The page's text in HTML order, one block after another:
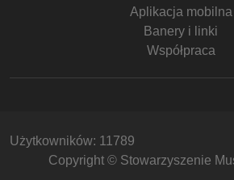
Aplikacja mobilna
Banery i linki
Współpraca
Użytkowników: 11789
Copyright © Stowarzyszenie